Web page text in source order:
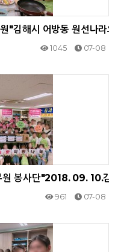
"김해시 어방동 원선나라요
1045 07-08
원 봉사단"2018. 09. 10.김해
961 07-08